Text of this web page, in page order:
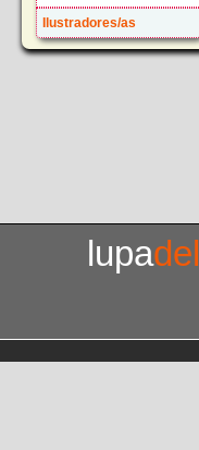
Ilustradores/as
lupadel